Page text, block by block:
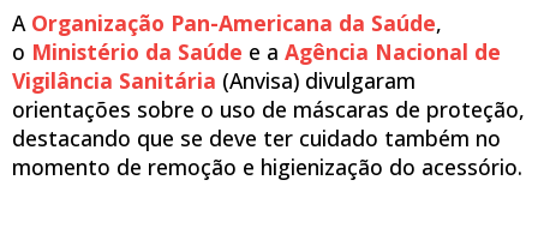
A Organização Pan-Americana da Saúde,
o Ministério da Saúde e a Agência Nacional de
Vigilância Sanitária (Anvisa) divulgaram
orientações sobre o uso de máscaras de proteção,
destacando que se deve ter cuidado também no
momento de remoção e higienização do acessório.